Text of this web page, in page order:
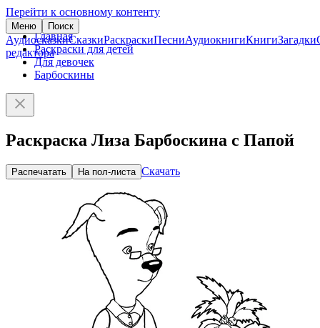
Перейти к основному контенту
Меню Поиск
АудиосказкиСказкиРаскраскиПесниАудиокнигиКнигиЗагадки
редактора
Главная
Раскраски для детей
Для девочек
Барбоскины
Раскраска Лиза Барбоскина с Папой
Распечатать На пол-листа Скачать